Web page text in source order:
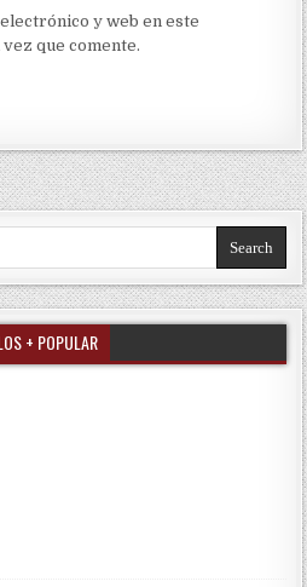
y web en este
que comente.
+ POPULAR